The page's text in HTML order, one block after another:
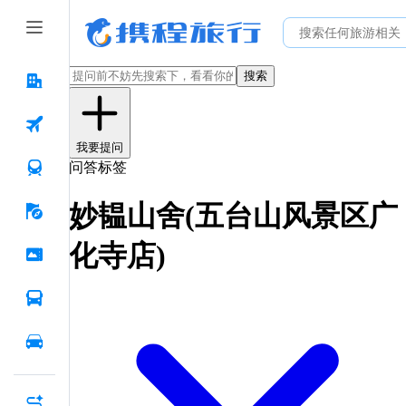
搜索
我要提问
问答标签
妙韫山舍(五台山风景区广
化寺店)